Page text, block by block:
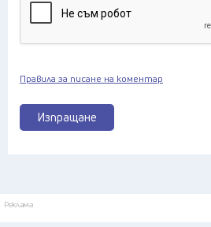
Изпращане
Правила за писане на коментар
Реклама